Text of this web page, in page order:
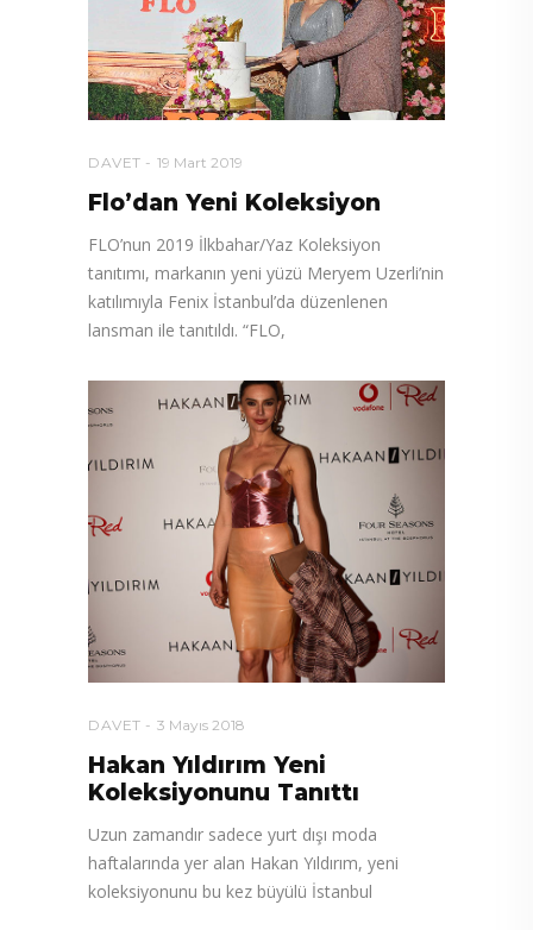
DAVET 19 Mart 2019
Flo’dan Yeni Koleksiyon
FLO’nun 2019 İlkbahar/Yaz Koleksiyon
tanıtımı, markanın yeni yüzü Meryem Uzerli’nin
katılımıyla Fenix İstanbul’da düzenlenen
lansman ile tanıtıldı. “FLO,
DAVET 3 Mayıs 2018
Hakan Yıldırım Yeni
Koleksiyonunu Tanıttı
Uzun zamandır sadece yurt dışı moda
haftalarında yer alan Hakan Yıldırım, yeni
koleksiyonunu bu kez büyülü İstanbul